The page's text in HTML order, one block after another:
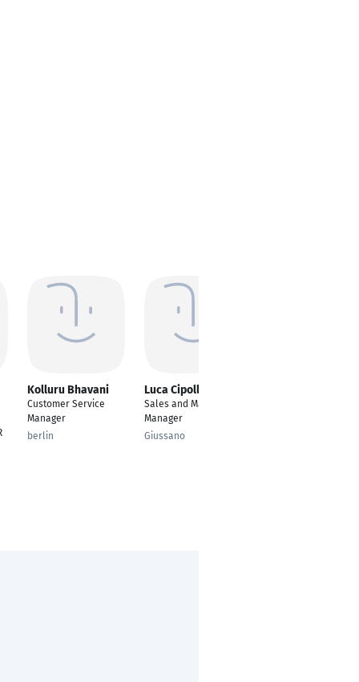
Kolluru Bhavani
Customer Service
Manager
berlin
Luca Cipollini
Sales and Marketing
Manager
Giussano